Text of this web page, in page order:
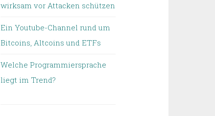
wirksam vor Attacken schützen
Ein Youtube-Channel rund um
Bitcoins, Altcoins und ETFs
Welche Programmiersprache
liegt im Trend?